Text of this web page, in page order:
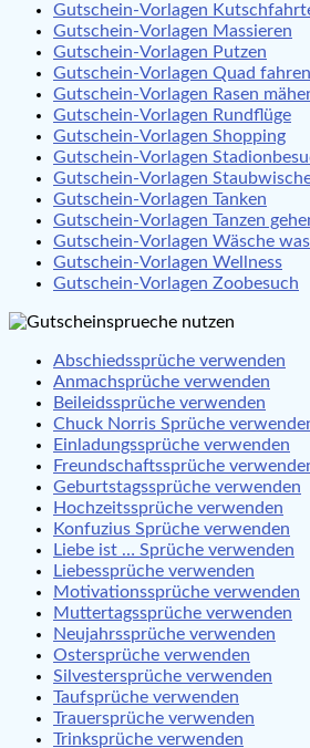
Gutschein-Vorlagen
Gutschein-Vorlagen Massieren
Gutschein-Vorlagen Putzen
Gutschein-Vorlagen Quad fahren
Gutschein-Vorlagen Rasen
Gutschein-Vorlagen Rundflüge
Gutschein-Vorlagen Shopping
Gutschein-Vorlagen
Gutschein-Vorlagen
Gutschein-Vorlagen Tanken
Gutschein-Vorlagen Tanzen
Gutschein-Vorlagen Wäsche
Gutschein-Vorlagen Wellness
Gutschein-Vorlagen Zoobesuch
Abschiedssprüche verwenden
Anmachsprüche verwenden
Beileidssprüche verwenden
Chuck Norris Sprüche
Einladungssprüche verwenden
Freundschaftssprüche
Geburtstagssprüche verwenden
Hochzeitssprüche verwenden
Konfuzius Sprüche verwenden
Liebe ist … Sprüche verwenden
Liebessprüche verwenden
Motivationssprüche verwenden
Muttertagssprüche verwenden
Neujahrssprüche verwenden
Ostersprüche verwenden
Silvestersprüche verwenden
Taufsprüche verwenden
Trauersprüche verwenden
Trinksprüche verwenden